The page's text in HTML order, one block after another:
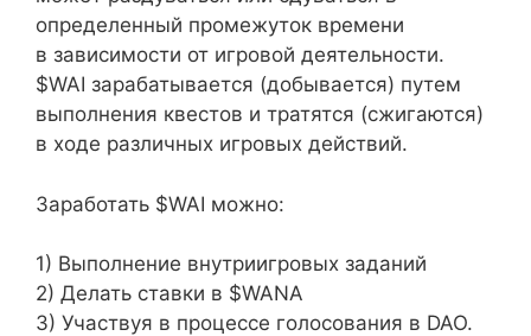
определенный промежуток времени
в зависимости от игровой деятельности.
$WAI зарабатывается (добывается) путем
выполнения квестов и тратятся (сжигаются)
в ходе различных игровых действий.
Заработать $WAI можно:
1) Выполнение внутриигровых заданий
2) Делать ставки в $WANA
3) Участвуя в процессе голосования в DAO.